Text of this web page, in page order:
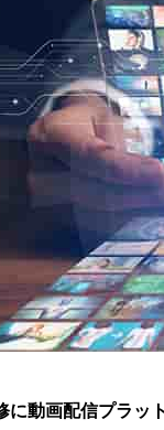
に動画配信プラッ